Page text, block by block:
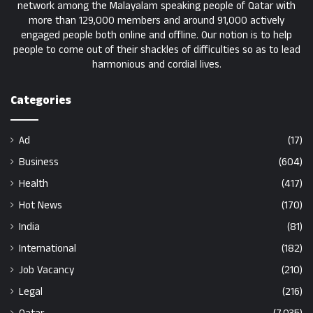
network among the Malayalam speaking people of Qatar with
more than 129,000 members and around 91,000 actively
engaged people both online and offline. Our notion is to help
people to come out of their shackles of difficulties so as to lead
harmonious and cordial lives.
Categories
Ad
(17)
Business
(604)
Health
(417)
Hot News
(170)
India
(81)
International
(182)
Job Vacancy
(210)
Legal
(216)